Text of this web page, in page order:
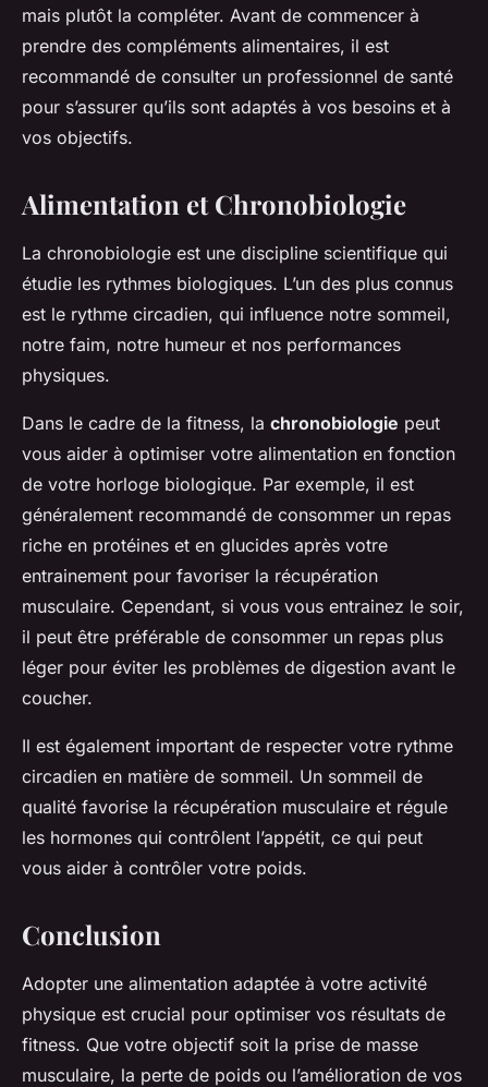
mais plutôt la compléter. Avant de commencer à
prendre des compléments alimentaires, il est
recommandé de consulter un professionnel de santé
pour s’assurer qu’ils sont adaptés à vos besoins et à
vos objectifs.
Alimentation et Chronobiologie
La chronobiologie est une discipline scientifique qui
étudie les rythmes biologiques. L’un des plus connus
est le rythme circadien, qui influence notre sommeil,
notre faim, notre humeur et nos performances
physiques.
Dans le cadre de la fitness, la chronobiologie peut
vous aider à optimiser votre alimentation en fonction
de votre horloge biologique. Par exemple, il est
généralement recommandé de consommer un repas
riche en protéines et en glucides après votre
entrainement pour favoriser la récupération
musculaire. Cependant, si vous vous entrainez le soir,
il peut être préférable de consommer un repas plus
léger pour éviter les problèmes de digestion avant le
coucher.
Il est également important de respecter votre rythme
circadien en matière de sommeil. Un sommeil de
qualité favorise la récupération musculaire et régule
les hormones qui contrôlent l’appétit, ce qui peut
vous aider à contrôler votre poids.
Conclusion
Adopter une alimentation adaptée à votre activité
physique est crucial pour optimiser vos résultats de
fitness. Que votre objectif soit la prise de masse
musculaire, la perte de poids ou l’amélioration de vos